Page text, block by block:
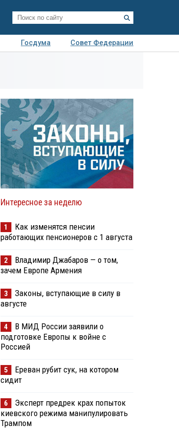
Госдума
Совет Федерации
Интересное за неделю
1
Как изменятся пенсии
работающих пенсионеров с 1 августа
2
Владимир Джабаров — о том,
зачем Европе Армения
3
Законы, вступающие в силу в
августе
4
В МИД России заявили о
подготовке Европы к войне с
Россией
5
Ереван рубит сук, на котором
сидит
6
Эксперт предрек крах попыток
киевского режима манипулировать
Трампом